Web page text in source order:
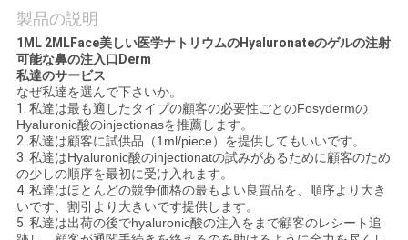
さ
い
ニ
ュ
ー
ス
製品の説明
1ML 2MLFace美しい医学ナトリウムのHyaluronateのゲルの注射
可能な鼻の注入口Derm
私達のサービス
なぜ私達を選んで下さいか。
1. 私達は最も適したタイプの顧客の必要性ごとのFosydermの
Hyaluronic酸のinjectionasを推薦します。
2. 私達は顧客に試供品（1ml/piece）を提供してもいいです。
3. 私達はHyaluronic酸のinjectionatの試みがあるために顧客のため
の少しの順序を最初に受け入れます。
4. 私達はほとんどの競争価格の最もよい良質品を、順序より大き
いです、割引より大きいです提供します。
5. 私達は出荷の後でhyaluronic酸の注入をまで顧客のレシート追